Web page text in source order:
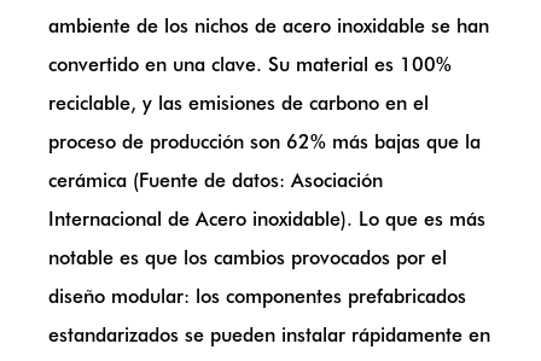
ambiente de los nichos de acero inoxidable se han
convertido en una clave. Su material es 100%
reciclable, y las emisiones de carbono en el
proceso de producción son 62% más bajas que la
cerámica (Fuente de datos: Asociación
Internacional de Acero inoxidable). Lo que es más
notable es que los cambios provocados por el
diseño modular: los componentes prefabricados
estandarizados se pueden instalar rápidamente en